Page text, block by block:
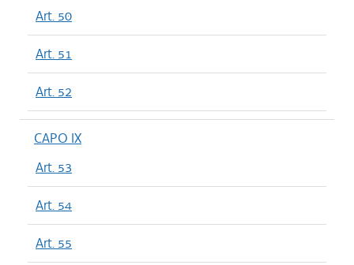
Art. 50
Art. 51
Art. 52
CAPO IX
Art. 53
Art. 54
Art. 55